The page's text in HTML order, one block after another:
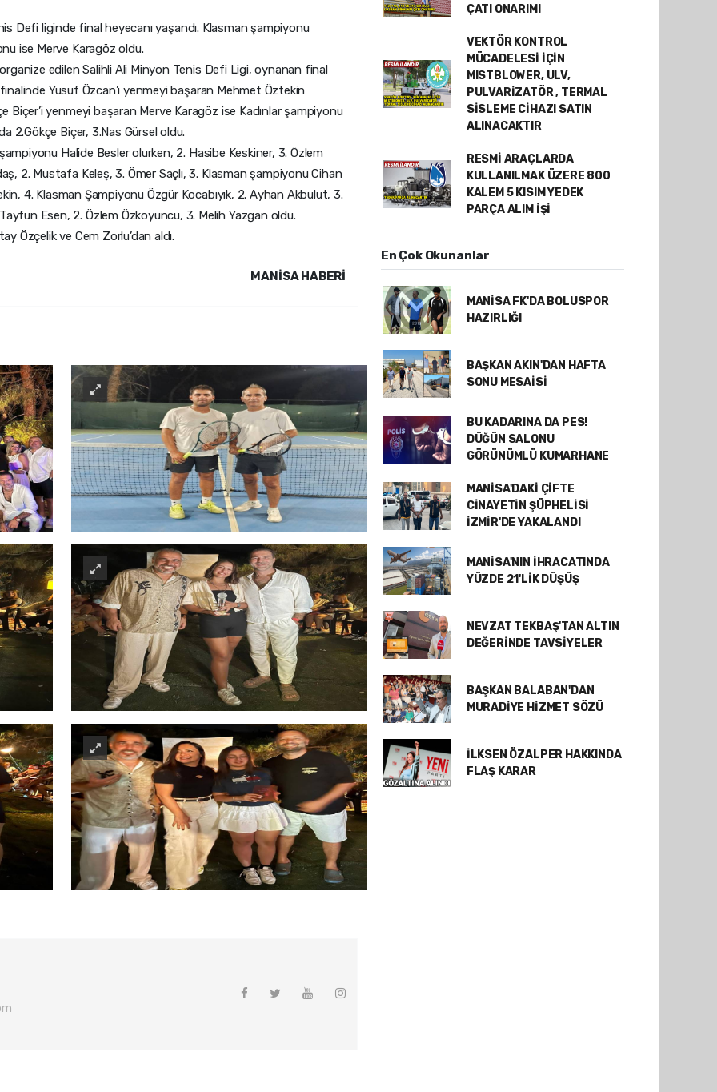
Defi liginde final heyecanı yaşandı. Klasman şampiyonu
ise Merve Karagöz oldu.
edilen Salihli Ali Minyon Tenis Defi Ligi, oynanan final
Yusuf Özcan’ı yenmeyi başaran Mehmet Öztekin
Biçer’i yenmeyi başaran Merve Karagöz ise Kadınlar şampiyonu
2.Gökçe Biçer, 3.Nas Gürsel oldu.
Halide Besler olurken, 2. Hasibe Keskiner, 3. Özlem
2. Mustafa Keleş, 3. Ömer Saçlı, 3. Klasman şampiyonu Cihan
4. Klasman Şampiyonu Özgür Kocabıyık, 2. Ayhan Akbulut, 3.
Esen, 2. Özlem Özkoyuncu, 3. Melih Yazgan oldu.
Özçelik ve Cem Zorlu’dan aldı.
MANISA HABERİ
ÇATI ONARIMI
VEKTÖR KONTROL
MÜCADELESİ İÇİN
MISTBLOWER, ULV,
PULVARİZATÖR , TERMAL
SİSLEME CİHAZI SATIN
ALINACAKTIR
RESMİ ARAÇLARDA
KULLANILMAK ÜZERE 800
KALEM 5 KISIM YEDEK
PARÇA ALIM İŞİ
En Çok Okunanlar
MANİSA FK'DA BOLUSPOR
HAZIRLIĞI
BAŞKAN AKIN'DAN HAFTA
SONU MESAİSİ
BU KADARINA DA PES!
DÜĞÜN SALONU
GÖRÜNÜMLÜ KUMARHANE
MANİSA'DAKİ ÇİFTE
CİNAYETİN ŞÜPHELİSİ
İZMİR'DE YAKALANDI
MANİSA'NIN İHRACATINDA
YÜZDE 21'LİK DÜŞÜŞ
NEVZAT TEKBAŞ'TAN ALTIN
DEĞERİNDE TAVSİYELER
BAŞKAN BALABAN'DAN
MURADİYE HİZMET SÖZÜ
İLKSEN ÖZALPER HAKKINDA
FLAŞ KARAR